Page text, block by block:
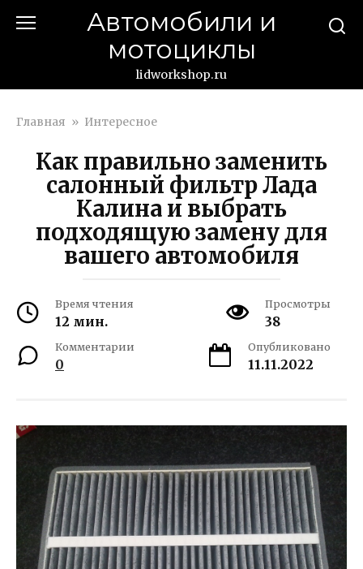
Автомобили и
мотоциклы
lidworkshop.ru
Главная » Интересное
Как правильно заменить
салонный фильтр Лада
Калина и выбрать
подходящую замену для
вашего автомобиля
Время чтения
12 мин.
Просмотры
38
Комментарии
0
Опубликовано
11.11.2022